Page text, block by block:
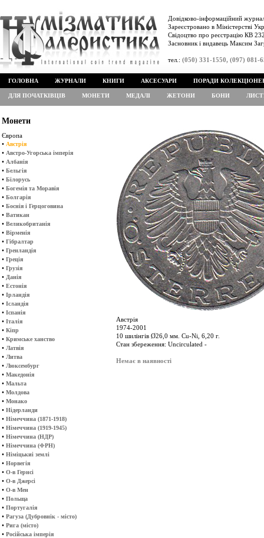
Довідково-інформаційний
Зареєстровано в Міністерстві
Свідоцтво про реєстрацію КВ
Засновник і видавець Максим
тел.: (050) 331-1550, (097) 081-
ГОЛОВНА ЖУРНАЛИ КНИГИ АКСЕСУАРИ ПОРАДИ
ДЛЯ ПОЧАТКІВЦІВ МОНЕТИ МЕДАЛІ ЖЕТОНИ БОНИ
Монети
Європа
• Австрія
• Австро-Угорська імперія
• Албанія
• Бельгія
• Білорусь
• Богемія та Моравія
• Болгарія
• Боснія і Герцоговина
• Ватикан
• Великобританія
• Вірменія
• Гібралтар
• Гренландія
• Греція
• Грузія
• Данія
• Естонія
• Ірландія
• Ісландія
• Іспанія
• Італія
• Кіпр
• Кримське ханство
• Латвія
• Литва
• Люксембург
• Македонія
• Мальта
• Молдова
• Монако
• Нідерланди
• Німеччина (1871-1918)
• Німеччина (1919-1945)
• Німеччина (НДР)
• Німеччина (ФРН)
• Німіцькиі землі
• Норвегія
• О-в Гернсі
• О-в Джерсі
• О-в Мен
• Польща
• Португалія
• Рагуза (Дубровнік - місто)
• Рига (місто)
• Російська імперія
Австрія
1974-2001
10 шилінгів Ø26,0 мм. Cu-Ni, 6,20 г.
Стан збереження: Uncirculated -
Немає в наявності